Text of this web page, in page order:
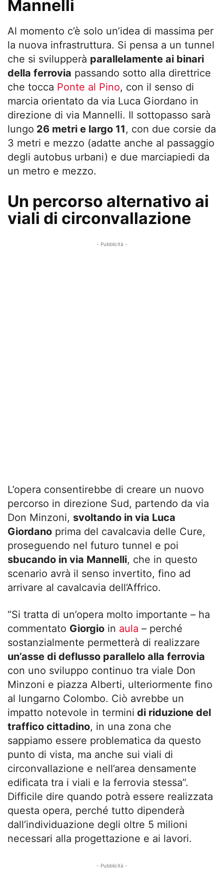
Mannelli
Al momento c’è solo un’idea di massima per
la nuova infrastruttura. Si pensa a un tunnel
che si svilupperà parallelamente ai binari
della ferrovia passando sotto alla direttrice
che tocca Ponte al Pino, con il senso di
marcia orientato da via Luca Giordano in
direzione di via Mannelli. Il sottopasso sarà
lungo 26 metri e largo 11, con due corsie da
3 metri e mezzo (adatte anche al passaggio
degli autobus urbani) e due marciapiedi da
un metro e mezzo.
Un percorso alternativo ai
viali di circonvallazione
- Pubblicità -
L’opera consentirebbe di creare un nuovo
percorso in direzione Sud, partendo da via
Don Minzoni, svoltando in via Luca
Giordano prima del cavalcavia delle Cure,
proseguendo nel futuro tunnel e poi
sbucando in via Mannelli, che in questo
scenario avrà il senso invertito, fino ad
arrivare al cavalcavia dell’Affrico.
“Si tratta di un’opera molto importante – ha
commentato Giorgio in aula – perché
sostanzialmente permetterà di realizzare
un’asse di deflusso parallelo alla ferrovia
con uno sviluppo continuo tra viale Don
Minzoni e piazza Alberti, ulteriormente fino
al lungarno Colombo. Ciò avrebbe un
impatto notevole in termini di riduzione del
traffico cittadino, in una zona che
sappiamo essere problematica da questo
punto di vista, ma anche sui viali di
circonvallazione e nell’area densamente
edificata tra i viali e la ferrovia stessa”.
Difficile dire quando potrà essere realizzata
questa opera, perché tutto dipenderà
dall’individuazione degli oltre 5 milioni
necessari alla progettazione e ai lavori.
- Pubblicità -